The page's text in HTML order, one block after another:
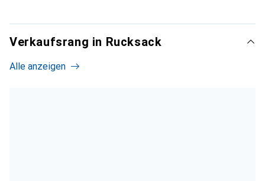
Verkaufsrang in Rucksack
Alle anzeigen